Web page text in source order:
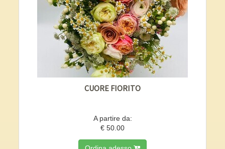
CUORE FIORITO
A partire da:
€ 50.00